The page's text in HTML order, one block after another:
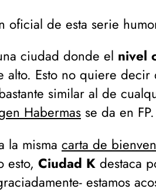
oficial de esta serie
ciudad donde el nivel
alto. Esto no quiere decir
similar al de
Habermas se da en FP.
la misma carta de
esto, Ciudad K destaca
estamos